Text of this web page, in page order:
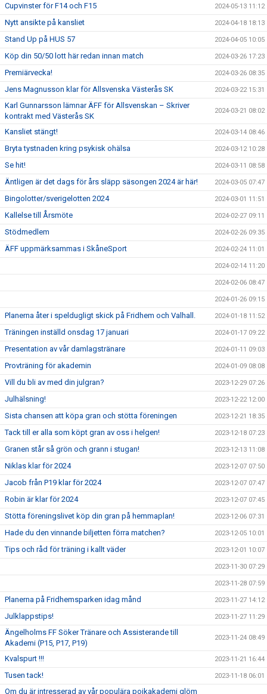
Cupvinster för F14 och F15 2024-05-13 11:12
Nytt ansikte på kansliet 2024-04-18 18:13
Stand Up på HUS 57 2024-04-05 10:05
Köp din 50/50 lott här redan innan match 2024-03-26 17:23
Premiärvecka! 2024-03-26 08:35
Jens Magnusson klar för Allsvenska Västerås SK 2024-03-22 15:31
Karl Gunnarsson lämnar ÄFF för Allsvenskan – Skriver
kontrakt med Västerås SK
2024-03-21 08:02
Kansliet stängt! 2024-03-14 08:46
Bryta tystnaden kring psykisk ohälsa 2024-03-12 10:28
Se hit! 2024-03-11 08:58
Äntligen är det dags för års släpp säsongen 2024 är här! 2024-03-05 07:47
Bingolotter/sverigelotten 2024 2024-03-01 11:51
Kallelse till Årsmöte 2024-02-27 09:11
Stödmedlem 2024-02-26 09:35
ÄFF uppmärksammas i SkåneSport 2024-02-24 11:01
2024-02-14 11:20
2024-02-06 08:47
2024-01-26 09:15
Planerna åter i speldugligt skick på Fridhem och Valhall. 2024-01-18 11:52
Träningen inställd onsdag 17 januari 2024-01-17 09:22
Presentation av vår damlagstränare 2024-01-11 09:03
Provträning för akademin 2024-01-09 08:08
Vill du bli av med din julgran? 2023-12-29 07:26
Julhälsning! 2023-12-22 12:00
Sista chansen att köpa gran och stötta föreningen 2023-12-21 18:35
Tack till er alla som köpt gran av oss i helgen! 2023-12-18 07:23
Granen står så grön och grann i stugan! 2023-12-13 11:08
Niklas klar för 2024 2023-12-07 07:50
Jacob från P19 klar för 2024 2023-12-07 07:47
Robin är klar för 2024 2023-12-07 07:45
Stötta föreningslivet köp din gran på hemmaplan! 2023-12-06 07:31
Hade du den vinnande biljetten förra matchen? 2023-12-05 10:01
Tips och råd för träning i kallt väder 2023-12-01 10:07
2023-11-30 07:29
2023-11-28 07:59
Planerna på Fridhemsparken idag månd 2023-11-27 14:12
Julklappstips! 2023-11-27 11:29
Ängelholms FF Söker Tränare och Assisterande till
Akademi (P15, P17, P19)
2023-11-24 08:49
Kvalspurt !!! 2023-11-21 16:44
Tusen tack! 2023-11-18 06:01
Om du är intresserad av vår populära pojkakademi glöm